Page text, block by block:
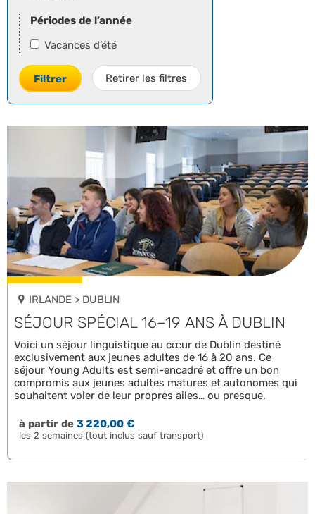
Périodes de l’année
Vacances d’été
Filtrer Retirer les filtres
IRLANDE > DUBLIN
SÉJOUR SPÉCIAL 16–19 ANS À DUBLIN
Voici un séjour linguistique au cœur de Dublin destiné
exclusivement aux jeunes adultes de 16 à 20 ans. Ce
séjour Young Adults est semi-encadré et offre un bon
compromis aux jeunes adultes matures et autonomes qui
souhaitent voler de leur propres ailes… ou presque.
à partir de3 220,00 €
les 2 semaines (tout inclus sauf transport)